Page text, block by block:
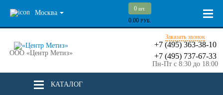
Москва
0 шт.
0.00 РУБ.
ООО «Центр Метиз»
Заказать звонок
+7 (495) 363-38-10
+7 (495) 737-67-33
Пн-Пт с 8:30 до 18:00
КАТАЛОГ